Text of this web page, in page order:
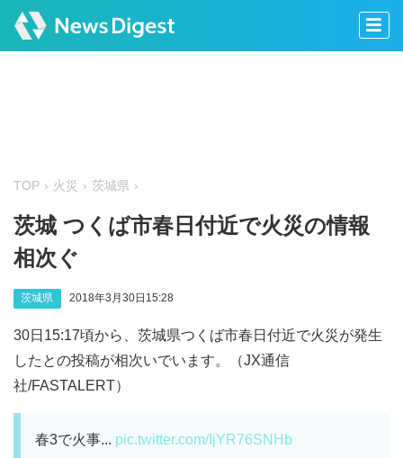
TOP 火災 茨城県
茨城 つくば市春日付近で火災の情報
相次ぐ
茨城県 2018年3月30日15:28
30日15:17頃から、茨城県つくば市春日付近で火災が発生
したとの投稿が相次いでいます。（JX通信
社/FASTALERT）
春3で火事... pic.twitter.com/IjYR76SNHb